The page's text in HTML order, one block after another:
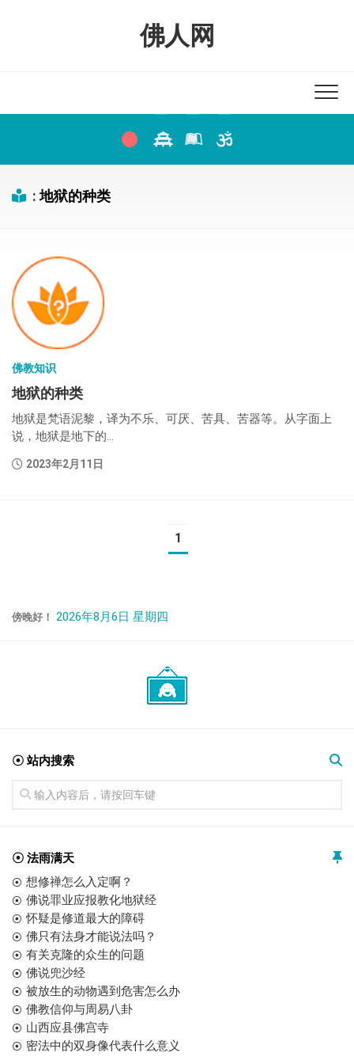
佛人网
:地狱的种类
佛教知识
地狱的种类
地狱是梵语泥黎，译为不乐、可厌、苦具、苦器等。从字面上
说，地狱是地下的...
2023年2月11日
1
傍晚好！ 2026年8月6日 星期四
☉ 站内搜索
☉ 法雨满天
想修禅怎么入定啊？
佛说罪业应报教化地狱经
怀疑是修道最大的障碍
佛只有法身才能说法吗？
有关克隆的众生的问题
佛说兜沙经
被放生的动物遇到危害怎么办
佛教信仰与周易八卦
山西应县佛宫寺
密法中的双身像代表什么意义